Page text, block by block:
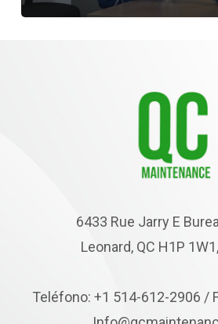
6433 Rue Jarry E
Leonard, QC H1P
Teléfono: +1 514-612-2906 /